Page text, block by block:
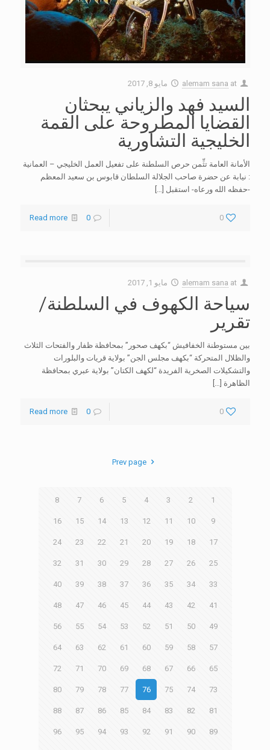
alemam sana at مايو 8, 2017
السيد فهد والزياني يبحثان
القضايا المطروحة على القمة
الخليجية التشاورية
الأمانة العامة تثِّمن حرص السلطنة على تفعيل العمل الخليجي – العمانية
: نيابة عن حضرة صاحب الجلالة السلطان قابوس بن سعيد المعظم
-حفظه الله ورعاه- استقبل […]
0
0
Read more
alemam sana at مايو 1, 2017
سياحة الكهوف في السلطنة/
تقرير
بين مستوطنة الخفافيش “بكهف صحور” بمحافظة ظفار والفتحات الثلاث
والظلال المتحركة “بكهف مجلس الجن” بولاية قريات والبلورات
والتشكيلات الصخرية الفريدة “لكهف الكتان” بولاية عبري بمحافظة
الظاهرة […]
0
0
Read more
Prev page
1
2
3
4
5
6
7
8
9
10
11
12
13
14
15
16
17
18
19
20
21
22
23
24
25
26
27
28
29
30
31
32
33
34
35
36
37
38
39
40
41
42
43
44
45
46
47
48
49
50
51
52
53
54
55
56
57
58
59
60
61
62
63
64
65
66
67
68
69
70
71
72
73
74
75
76
77
78
79
80
81
82
83
84
85
86
87
88
89
90
91
92
93
94
95
96